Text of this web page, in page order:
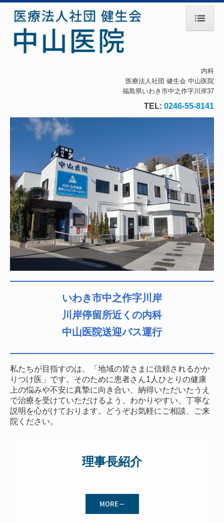
ホーム
初診の方へ
施設・設備のご案内
内科
医療法人社団 健生会 中山医院
福島県いわき市中之作字川岸37
TEL: 0246-55-8141
いわき市中之作字川岸
川岸停留所近くの内科
中山医院送迎バス運行
私たちが目指すのは、「地域の皆さまに信頼されるかか
りつけ医」です。そのために患者さん1人ひとりの健康
上の悩みや不安に真摯に向き合い、納得いただいたうえ
で治療を受けていただけるよう、わかりやすい、丁寧な
説明を心がけております。どうぞお気軽にご相談、ご来
院ください。
理事長紹介
MORE－